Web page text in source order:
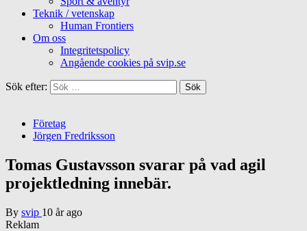
Teknik / vetenskap
Human Frontiers
Om oss
Integritetspolicy
Angående cookies på svip.se
Sök efter:
Företag
Jörgen Fredriksson
Tomas Gustavsson svarar på vad agil
projektledning innebär.
By svip 10 år ago
Reklam